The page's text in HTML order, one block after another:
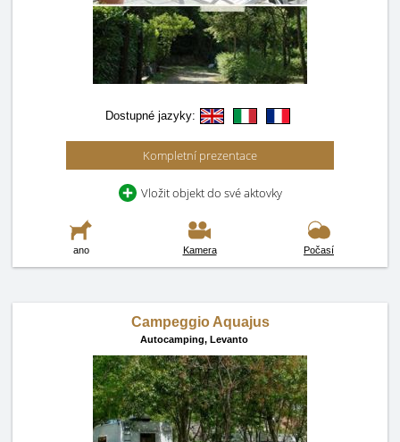
Dostupné jazyky:
Kompletní prezentace
Vložit objekt do své aktovky
ano Kamera Počasí
Campeggio Aquajus
Autocamping, Levanto